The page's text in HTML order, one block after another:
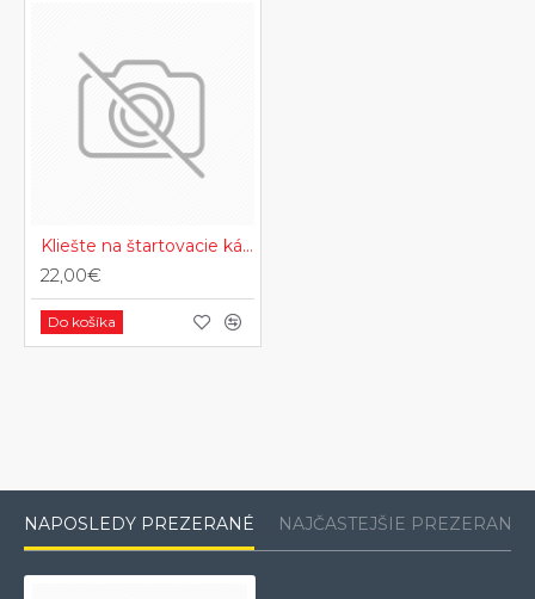
Kliešte na štartovacie káble mosadzné - plus
22,00€
Do košíka
NAPOSLEDY PREZERANÉ NAJČASTEJŠIE PREZERANÉ